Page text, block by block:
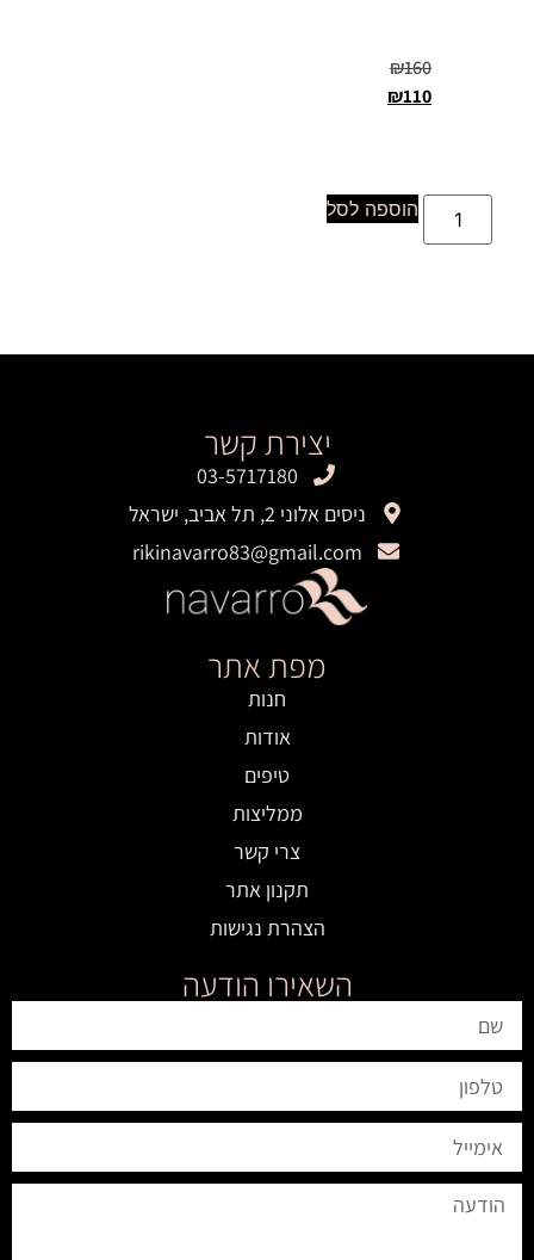
₪160
₪110
הוספה לסל
יצירת קשר
03-5717180
ניסים אלוני 2, תל אביב, ישראל
rikinavarro83@gmail.com
מפת אתר
חנות
אודות
טיפים
ממליצות
צרי קשר
תקנון אתר
הצהרת נגישות
השאירו הודעה